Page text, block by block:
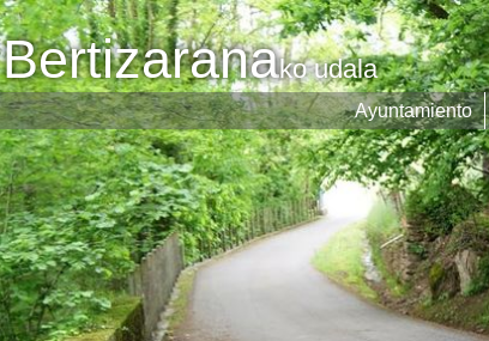
Bertizaranako udala
Ayuntamiento